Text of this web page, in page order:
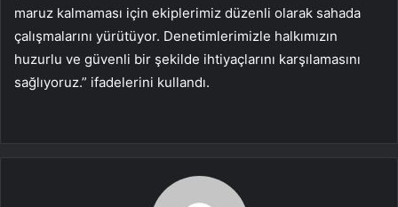
maruz kalmaması için ekiplerimiz düzenli olarak sahada
çalışmalarını yürütüyor. Denetimlerimizle halkımızın
huzurlu ve güvenli bir şekilde ihtiyaçlarını karşılamasını
sağlıyoruz.” ifadelerini kullandı.